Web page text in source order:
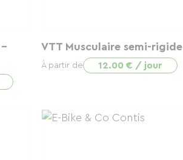
-
VTT Musculaire semi-rigide
À partir de 12.00 € / jour